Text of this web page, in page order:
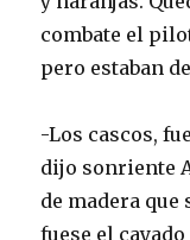
combate el
pero estaban
-Los cascos,
dijo sonriente
de madera
fuese el